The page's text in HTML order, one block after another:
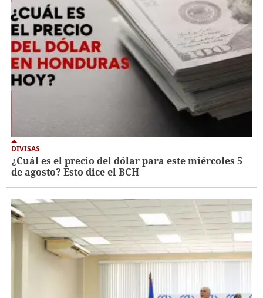
DIVISAS
¿Cuál es el precio del dólar para este miércoles 5
de agosto? Esto dice el BCH